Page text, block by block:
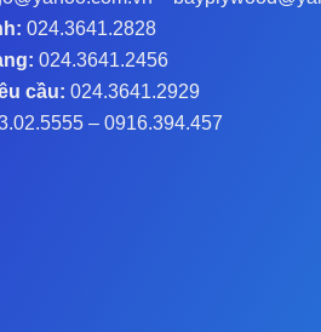
024.3641.2828
024.3641.2456
cầu: 024.3641.2929
– 0916.394.457